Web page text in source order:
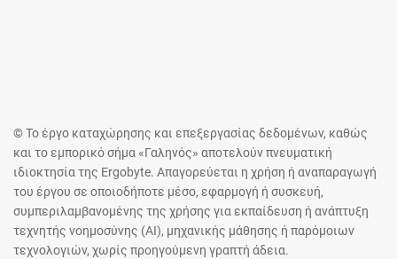
© Το έργο καταχώρησης και επεξεργασίας δεδομένων, καθώς
και το εμπορικό σήμα «Γαληνός» αποτελούν πνευματική
ιδιοκτησία της Ergobyte. Απαγορεύεται η χρήση ή αναπαραγωγή
του έργου σε οποιοδήποτε μέσο, εφαρμογή ή συσκευή,
συμπεριλαμβανομένης της χρήσης για εκπαίδευση ή ανάπτυξη
τεχνητής νοημοσύνης (AI), μηχανικής μάθησης ή παρόμοιων
τεχνολογιών, χωρίς προηγούμενη γραπτή άδεια.